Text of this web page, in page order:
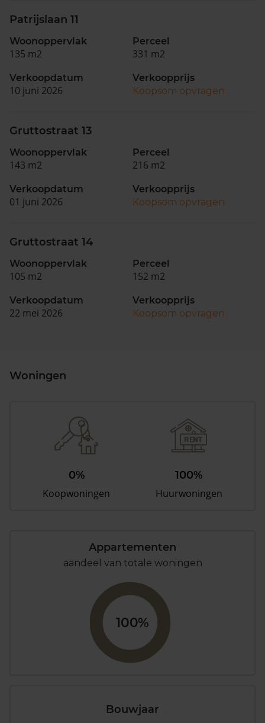
Patrijslaan 11
Woonoppervlak
135 m2
Perceel
331 m2
Verkoopdatum
10 juni 2026
Verkoopprijs
Koopsom opvragen
Gruttostraat 13
Woonoppervlak
143 m2
Perceel
216 m2
Verkoopdatum
01 juni 2026
Verkoopprijs
Koopsom opvragen
Gruttostraat 14
Woonoppervlak
105 m2
Perceel
152 m2
Verkoopdatum
22 mei 2026
Verkoopprijs
Koopsom opvragen
Woningen
0%
Koopwoningen
100%
Huurwoningen
Appartementen
aandeel van totale woningen
100%
Bouwjaar